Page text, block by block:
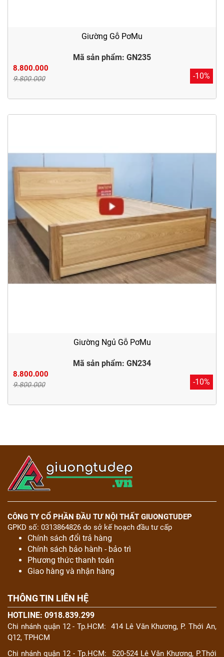
Giường Gỗ PơMu
Mã sản phẩm: GN235
8.800.000
9.800.000 -10%
Giường Ngủ Gỗ PơMu
Mã sản phẩm: GN234
8.800.000
9.800.000 -10%
CÔNG TY CỔ PHẦN ĐẦU TƯ NỘI THẤT GIUONGTUDEP
GPKD số: 0313864826 do sở kế hoạch đầu tư cấp
Chính sách đổi trả hàng
Chính sách bảo hành - bảo trì
Phương thức thanh toán
Giao hàng và nhận hàng
THÔNG TIN LIÊN HỆ
HOTLINE: 0918.839.299
Chi nhánh quận 12 - Tp.HCM:
414 Lê Văn Khương, P. Thới An,
Q12, TPHCM
Chi nhánh quận 12 - Tp.HCM:
520-524 Lê Văn Khương, P.Thới